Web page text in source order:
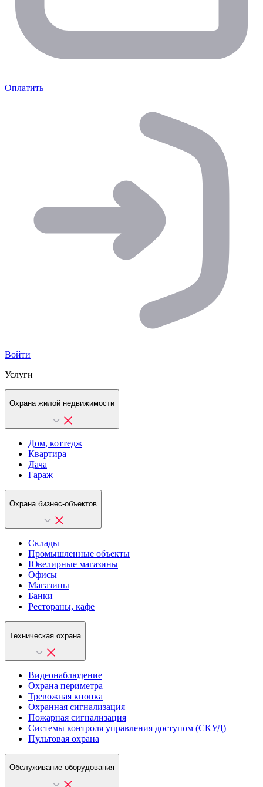
Оплатить
Войти
Услуги
Охрана жилой недвижимости
Дом, коттедж
Квартира
Дача
Гараж
Охрана бизнес-объектов
Склады
Промышленные объекты
Ювелирные магазины
Офисы
Магазины
Банки
Рестораны, кафе
Техническая охрана
Видеонаблюдение
Охрана периметра
Тревожная кнопка
Охранная сигнализация
Пожарная сигнализация
Системы контроля управления доступом (СКУД)
Пультовая охрана
Обслуживание оборудования